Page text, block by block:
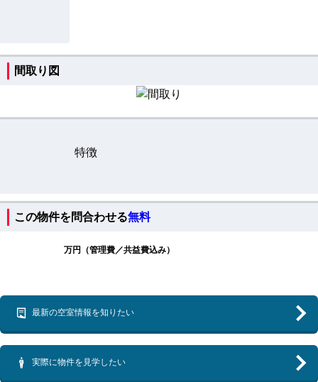
間取り図
特徴
この物件を問合わせる無料
万円（管理費／共益費込み）
最新の空室情報を知りたい
実際に物件を見学したい